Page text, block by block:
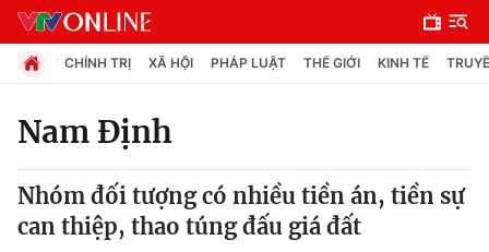
Chuyên mục
Chính trị
CHÍNH TRỊ XÃ HỘI PHÁP LUẬT THẾ GIỚI KINH TẾ
Nam Định
Nhóm đối tượng có nhiều tiền án, tiền sự
can thiệp, thao túng đấu giá đất